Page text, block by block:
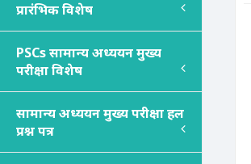
प्रारंभिक विशेष
PSCsसामान्य अध्ययन मुख्य
परीक्षा विशेष
सामान्य अध्ययन मुख्य परीक्षा हल
प्रश्न पत्र